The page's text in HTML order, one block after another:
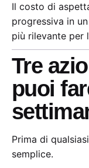
Il costo di
progressiva in
più rilevante per
Tre
puoi
Prima di
semplice.